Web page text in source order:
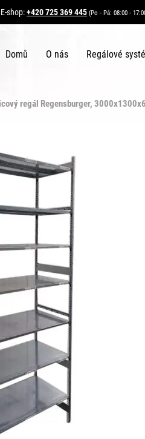
E-shop:+420 725 369 445 (Po - Pá: 08:00 -
Domů O nás Regálové
regál Regensburger,